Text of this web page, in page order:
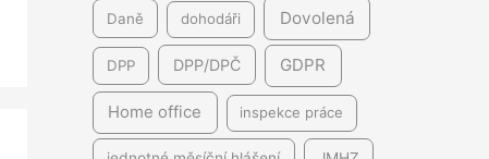
Daně dohodáři Dovolená
DPP DPP/DPČ GDPR
Home office inspekce práce